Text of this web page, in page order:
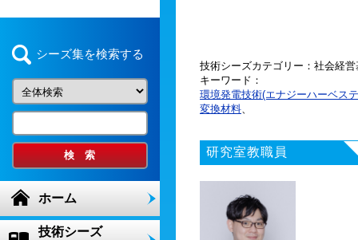
シーズ集を検索する
ホーム
技術シーズ
技術シーズカテゴリー
社会経
キーワード
環境発電技術(エナジーハーベス
変換材料、
研究室教職員